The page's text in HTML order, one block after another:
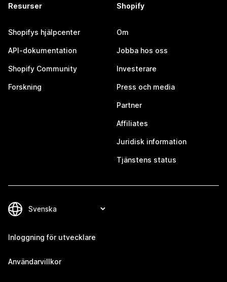
Resurser
Shopifys hjälpcenter
API-dokumentation
Shopify Community
Forskning
Shopify
Om
Jobba hos oss
Investerare
Press och media
Partner
Affiliates
Juridisk information
Tjänstens status
Inloggning för utvecklare
Användarvillkor